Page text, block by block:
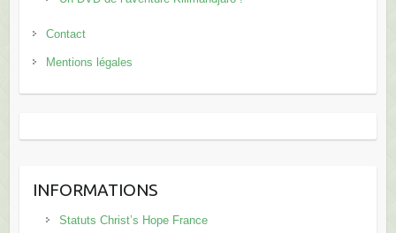
Contact
Mentions légales
INFORMATIONS
Statuts Christ’s Hope France